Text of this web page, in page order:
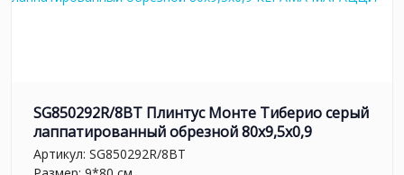
SG850292R/8BT Плинтус Монте Тиберио серый
лаппатированный обрезной 80x9,5x0,9
Артикул: SG850292R/8BT